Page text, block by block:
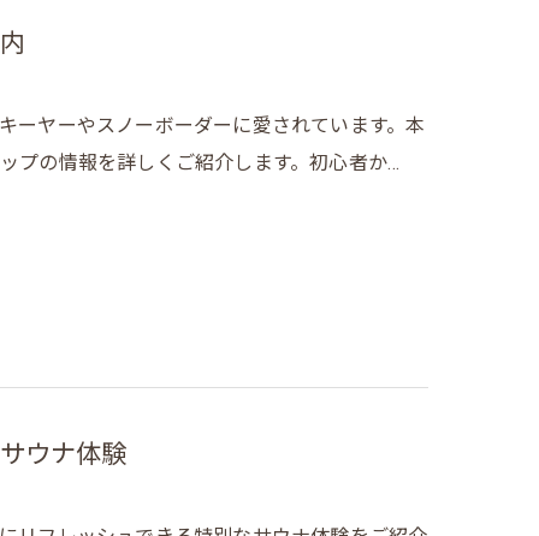
ーヤーやスノーボーダーに愛されています。本
プの情報を詳しくご紹介します。初心者か…
ウナ体験